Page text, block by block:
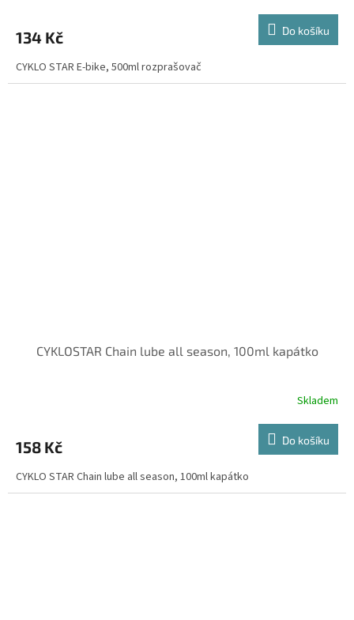
134 Kč Do košíku
CYKLO STAR E-bike, 500ml rozprašovač
CYKLOSTAR Chain lube all season, 100ml kapátko
Skladem
158 Kč Do košíku
CYKLO STAR Chain lube all season, 100ml kapátko